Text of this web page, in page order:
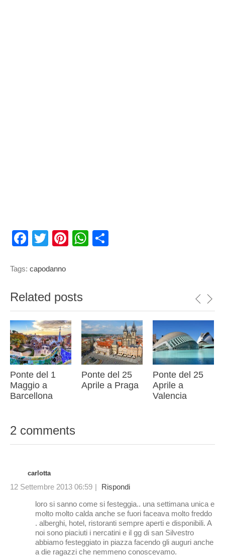
Facebook
TwitterPinterest
WhatsApp
Tags: capodanno
Related posts
Ponte del 1
Maggio a
Barcellona
Ponte del 25
Aprile a Praga
Ponte del 25
Aprile a
Valencia
2 comments
carlotta
12 Settembre 2013 06:59 |
Rispondi
loro si sanno come si festeggia.. una settimana unica e
molto molto calda anche se fuori faceava molto freddo
. alberghi, hotel, ristoranti sempre aperti e disponibili. A
noi sono piaciuti i nercatini e il gg di san Silvestro
abbiamo festeggiato in piazza facendo gli auguri anche
a die ragazzi che nemmeno conoscevamo.